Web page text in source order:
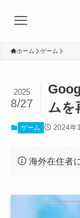
ホーム ゲーム
ムを
2025
8/27
ゲーム 2024年
海外在住者